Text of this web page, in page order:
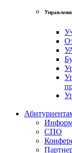
СПО